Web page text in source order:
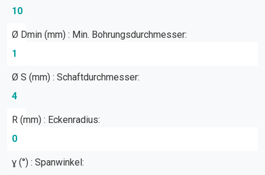
10
Ø Dmin (mm) : Min. Bohrungsdurchmesser:
1
Ø S (mm) : Schaftdurchmesser:
4
R (mm) : Eckenradius:
0
ɣ (°) : Spanwinkel: